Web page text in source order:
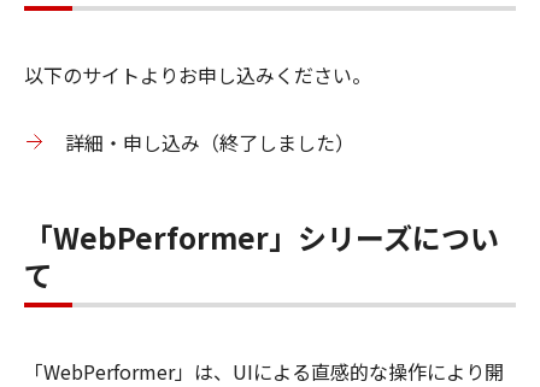
以下のサイトよりお申し込みください。
詳細・申し込み（終了しました）
「WebPerformer」シリーズについ
て
「WebPerformer」は、UIによる直感的な操作により開